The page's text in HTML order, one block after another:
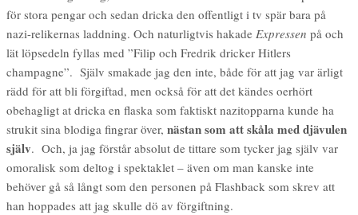
för stora pengar och sedan dricka den offentligt i tv spär bara på
nazi-relikernas laddning. Och naturligtvis hakade Expressen på och
lät löpsedeln fyllas med ”Filip och Fredrik dricker Hitlers
champagne”. Själv smakade jag den inte, både för att jag var ärligt
rädd för att bli förgiftad, men också för att det kändes oerhört
obehagligt at dricka en flaska som faktiskt nazitopparna kunde ha
strukit sina blodiga fingrar över, nästan som att skåla med djävulen
själv. Och, ja jag förstår absolut de tittare som tycker jag själv var
omoralisk som deltog i spektaklet – även om man kanske inte
behöver gå så långt som den personen på Flashback som skrev att
han hoppades att jag skulle dö av förgiftning.